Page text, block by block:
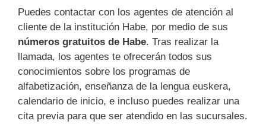
Puedes contactar con los agentes de atención al
cliente de la institución Habe, por medio de sus
números gratuitos de Habe. Tras realizar la
llamada, los agentes te ofrecerán todos sus
conocimientos sobre los programas de
alfabetización, enseñanza de la lengua euskera,
calendario de inicio, e incluso puedes realizar una
cita previa para que ser atendido en las sucursales.